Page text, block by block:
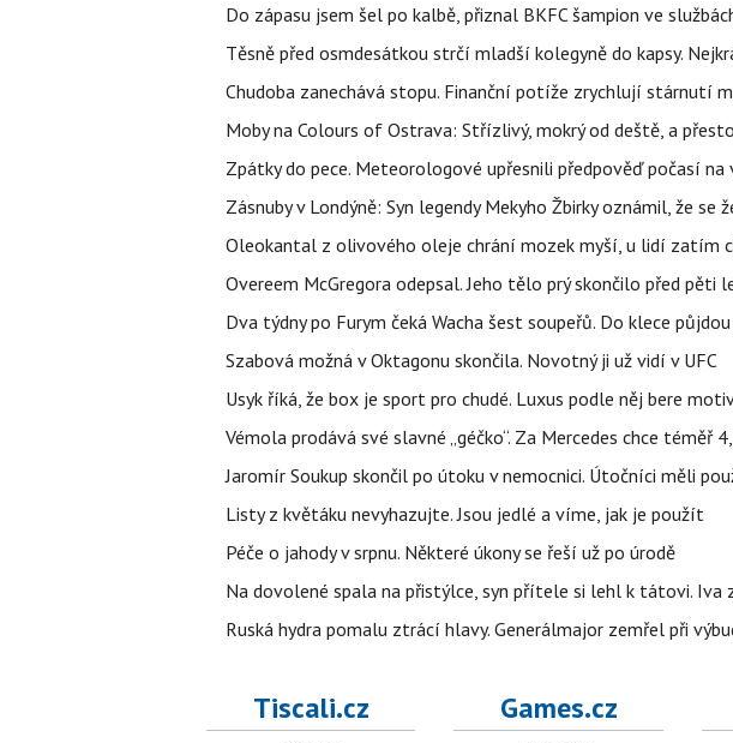
Do zápasu jsem šel po kalbě, přiznal BKFC šampion ve
Těsně před osmdesátkou strčí mladší kolegyně do kapsy.
Chudoba zanechává stopu. Finanční potíže zrychlují stárnutí
Moby na Colours of Ostrava: Střízlivý, mokrý od deště, a
Zpátky do pece. Meteorologové upřesnili předpověď počasí na
Zásnuby v Londýně: Syn legendy Mekyho Žbirky oznámil, že se
Oleokantal z olivového oleje chrání mozek myší, u lidí zatím
Overeem McGregora odepsal. Jeho tělo prý skončilo před pěti
Dva týdny po Furym čeká Wacha šest soupeřů. Do klece
Szabová možná v Oktagonu skončila. Novotný ji už vidí v UFC
Usyk říká, že box je sport pro chudé. Luxus podle něj bere
Vémola prodává své slavné „géčko“. Za Mercedes chce téměř
Jaromír Soukup skončil po útoku v nemocnici. Útočníci měli
Listy z květáku nevyhazujte. Jsou jedlé a víme, jak je použít
Péče o jahody v srpnu. Některé úkony se řeší už po úrodě
Na dovolené spala na přistýlce, syn přítele si lehl k tátovi. Iva
Ruská hydra pomalu ztrácí hlavy. Generálmajor zemřel při
Tiscali.cz Games.cz